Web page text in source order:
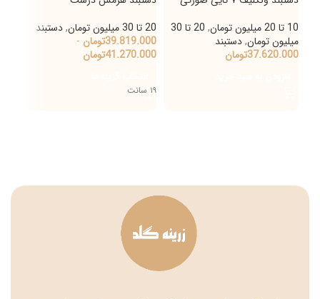
10 تا 20 میلیون تومان
,
20 تا 30
میلیون تومان,دستبند
37.620.000تومان
20 تا 30 میلیون تومان
,دستبند
39.819.000تومان -
41.270.000تومان
۱۹ سانت